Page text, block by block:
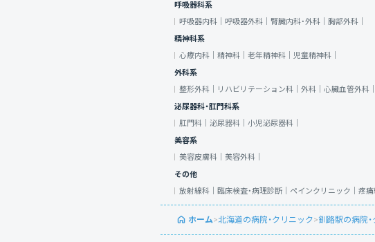
呼吸器科系
呼吸器内科｜ 呼吸器外科｜ 腎臓内科・外科｜ 胸部外科｜
精神科系
心療内科｜ 精神科｜ 老年精神科｜ 児童精神科｜
外科系
整形外科｜
リハビリテーション科｜ 外科｜ 心臓血管外科｜
泌尿器科・肛門科系
肛門科｜ 泌尿器科｜ 小児泌尿器科｜
美容系
美容皮膚科｜ 美容外科｜
その他
放射線科｜ 臨床検査・病理診断｜ ペインクリニック｜ 疼痛
ホーム>北海道の病院・クリニック>釧路駅の病院